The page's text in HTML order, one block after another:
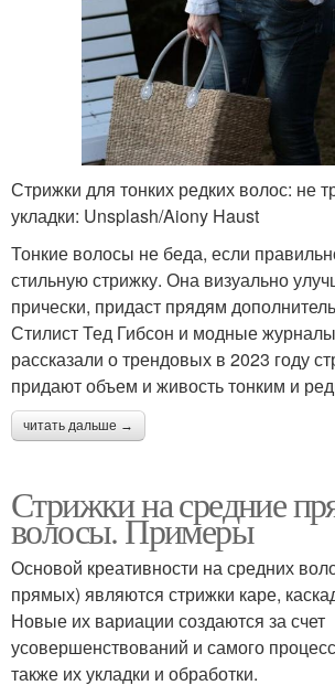
Стрижки для тонких редких волос: не
укладки: Unsplash/Aiony Haust
Тонкие волосы не беда, если
стильную стрижку. Она визуально
прически, придаст прядям
Стилист Тед Гибсон и модные
рассказали о трендовых в 2023 году
придают объем и живость тонким и
читать дальше →
Стрижки на средние
волосы. Примеры
Основой креативности на средних
прямых) являются стрижки каре,
Новые их вариации создаются за счет
усовершенствований и самого
также их укладки и обработки.